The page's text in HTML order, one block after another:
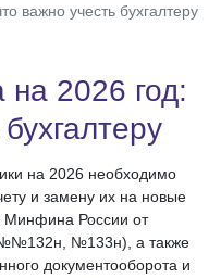
важно учесть бухгалтеру
на 2026 год:
на 2026 необходимо
и замену их на новые
Минфина России от
№133н), а также
документооборота и